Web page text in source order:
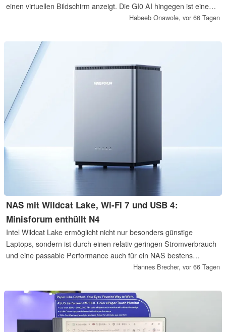
einen virtuellen Bildschirm anzeigt. Die GI0 AI hingegen ist eine
mit Gemini ausgestattete Smart-Brille, die sich mit mobilen
Europa und Australien erhältlich sein.
Habeeb Onawole, vor 66 Tagen
NAS mit Wildcat Lake, Wi-Fi 7 und USB 4:
Minisforum enthüllt N4
Intel Wildcat Lake ermöglicht nicht nur besonders günstige
Laptops, sondern ist durch einen relativ geringen Stromverbrauch
und eine passable Performance auch für ein NAS bestens
geeignet. Minisforum enthüllt mit dem N4 nun eines der ersten
Hannes Brecher, vor 66 Tagen